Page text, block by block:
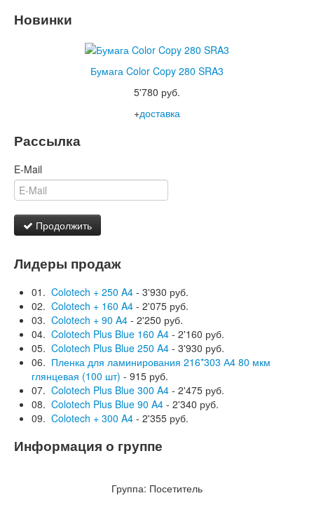
Новинки
Бумага Color Copy 280 SRA3
5'780 руб.
+доставка
Рассылка
E-Mail
Продолжить
Лидеры продаж
01. Colotech + 250 A4 - 3'930 руб.
02. Colotech + 160 A4 - 2'075 руб.
03. Colotech + 90 A4 - 2'250 руб.
04. Colotech Plus Blue 160 A4 - 2'160 руб.
05. Colotech Plus Blue 250 A4 - 3'930 руб.
06. Пленка для ламинирования 216*303 А4 80 мкм
глянцевая (100 шт) - 915 руб.
07. Colotech Plus Blue 300 A4 - 2'475 руб.
08. Colotech Plus Blue 90 A4 - 2'340 руб.
09. Colotech + 300 A4 - 2'355 руб.
Информация о группе
Группа: Посетитель